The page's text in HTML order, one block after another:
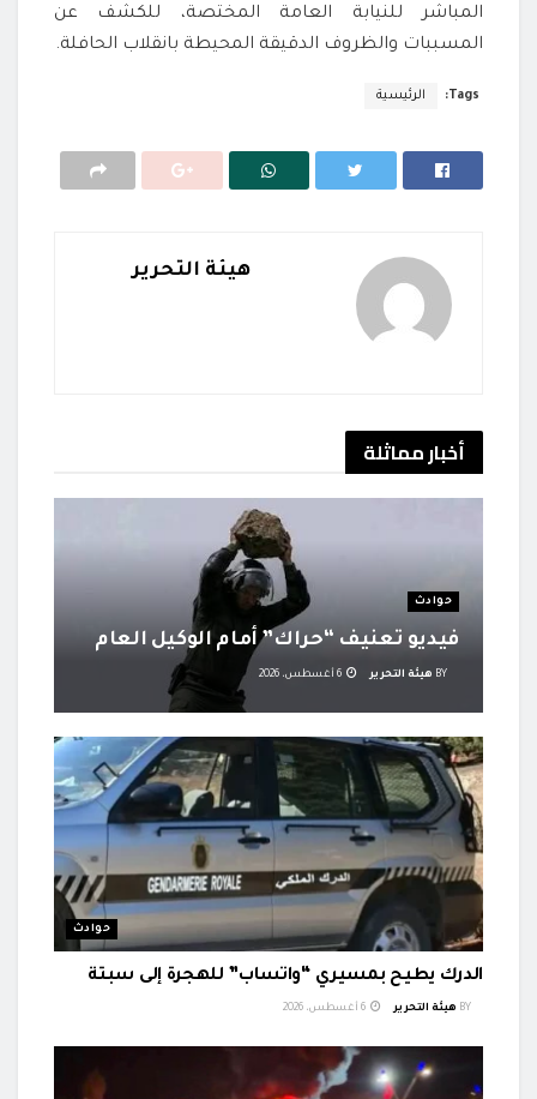
المباشر للنيابة العامة المختصة، للكشف عن
المسببات والظروف الدقيقة المحيطة بانقلاب الحافلة.
Tags: الرئيسية
هيئة التحرير
أخبارمماثلة
حوادث
فيديو تعنيف “حراك” أمام الوكيل العام
BY هيئة التحرير
حوادث
الدرك يطيح بمسيري “واتساب” للهجرة إلى سبتة
BY هيئة التحرير